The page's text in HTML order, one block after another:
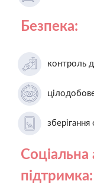
Безпека:
контроль
Соціальна
підтримка: